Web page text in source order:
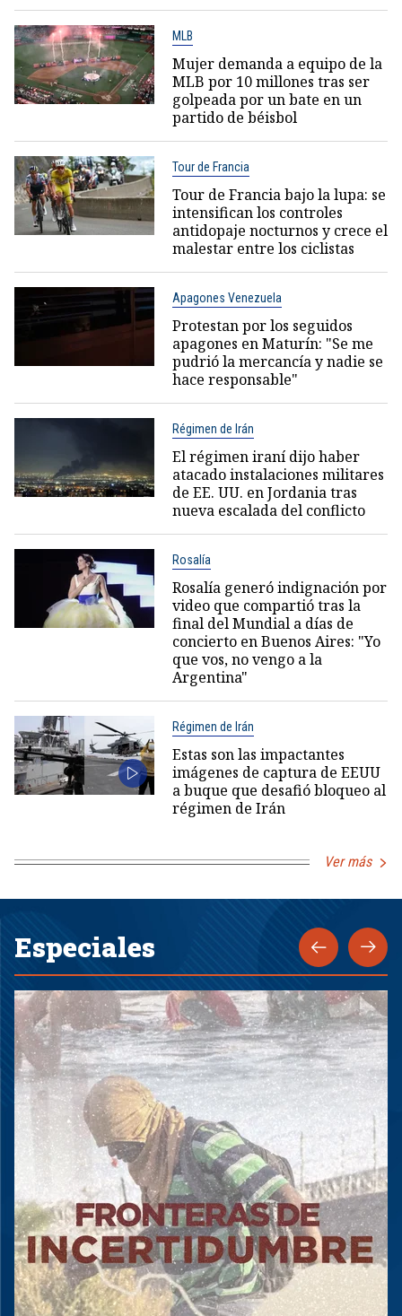
MLB
Mujer demanda a equipo de la
MLB por 10 millones tras ser
golpeada por un bate en un
partido de béisbol
Tour de Francia
Tour de Francia bajo la lupa: se
intensifican los controles
antidopaje nocturnos y crece el
malestar entre los ciclistas
Apagones Venezuela
Protestan por los seguidos
apagones en Maturín: "Se me
pudrió la mercancía y nadie se
hace responsable"
Régimen de Irán
El régimen iraní dijo haber
atacado instalaciones militares
de EE. UU. en Jordania tras
nueva escalada del conflicto
Rosalía
Rosalía generó indignación por
video que compartió tras la
final del Mundial a días de
concierto en Buenos Aires: "Yo
que vos, no vengo a la
Argentina"
Régimen de Irán
Estas son las impactantes
imágenes de captura de EEUU
a buque que desafió bloqueo al
régimen de Irán
Ver más
Especiales